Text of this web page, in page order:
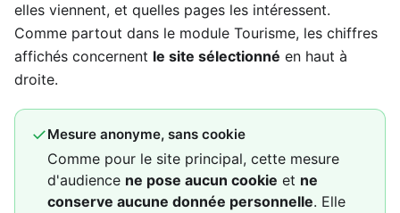
elles viennent, et quelles pages les intéressent.
Comme partout dans le module Tourisme, les chiffres
affichés concernent le site sélectionné en haut à
droite.
✓Mesure anonyme, sans cookie
Comme pour le site principal, cette mesure
d'audience ne pose aucun cookie et ne
conserve aucune donnée personnelle. Elle